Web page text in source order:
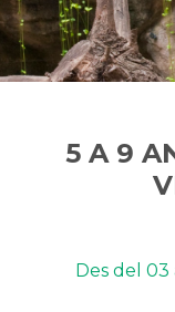
5 A 9
Des del 03